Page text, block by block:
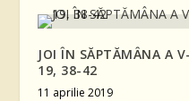
JOI ÎN SĂPTĂMÂNA A
19, 38-42
11 aprilie 2019